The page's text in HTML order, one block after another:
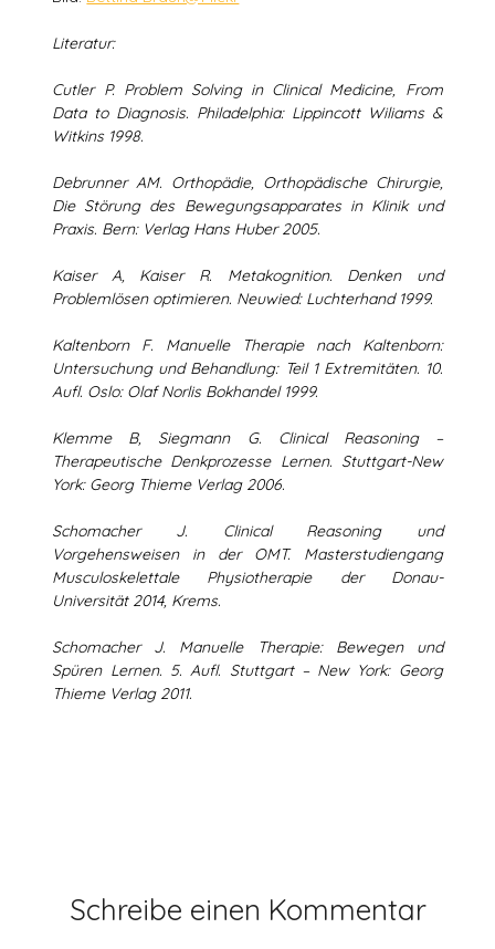
Literatur:
Cutler P. Problem Solving in Clinical Medicine, From
Data to Diagnosis. Philadelphia: Lippincott Wiliams &
Witkins 1998.
Debrunner AM. Orthopädie, Orthopädische Chirurgie,
Die Störung des Bewegungsapparates in Klinik und
Praxis. Bern: Verlag Hans Huber 2005.
Kaiser A, Kaiser R. Metakognition. Denken und
Problemlösen optimieren. Neuwied: Luchterhand 1999.
Kaltenborn F. Manuelle Therapie nach Kaltenborn:
Untersuchung und Behandlung: Teil 1 Extremitäten. 10.
Aufl. Oslo: Olaf Norlis Bokhandel 1999.
Klemme B, Siegmann G. Clinical Reasoning –
Therapeutische Denkprozesse Lernen. Stuttgart-New
York: Georg Thieme Verlag 2006.
Schomacher J. Clinical Reasoning und
Vorgehensweisen in der OMT. Masterstudiengang
Musculoskelettale Physiotherapie der Donau-
Universität 2014, Krems.
Schomacher J. Manuelle Therapie: Bewegen und
Spüren Lernen. 5. Aufl. Stuttgart – New York: Georg
Thieme Verlag 2011.
Schreibe einen Kommentar